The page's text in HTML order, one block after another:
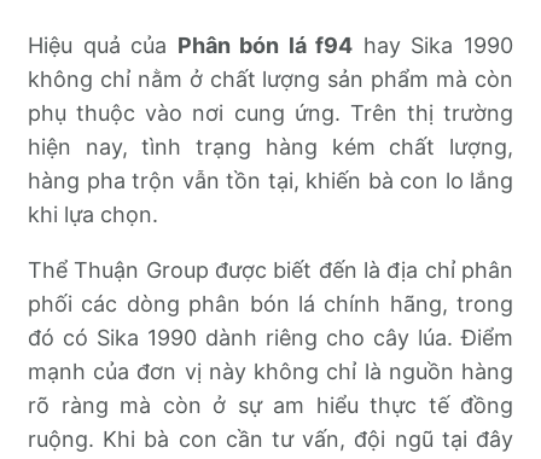
Hiệu quả của Phân bón lá f94 hay Sika 1990
không chỉ nằm ở chất lượng sản phẩm mà còn
phụ thuộc vào nơi cung ứng. Trên thị trường
hiện nay, tình trạng hàng kém chất lượng,
hàng pha trộn vẫn tồn tại, khiến bà con lo lắng
khi lựa chọn.
Thể Thuận Group được biết đến là địa chỉ phân
phối các dòng phân bón lá chính hãng, trong
đó có Sika 1990 dành riêng cho cây lúa. Điểm
mạnh của đơn vị này không chỉ là nguồn hàng
rõ ràng mà còn ở sự am hiểu thực tế đồng
ruộng. Khi bà con cần tư vấn, đội ngũ tại đây